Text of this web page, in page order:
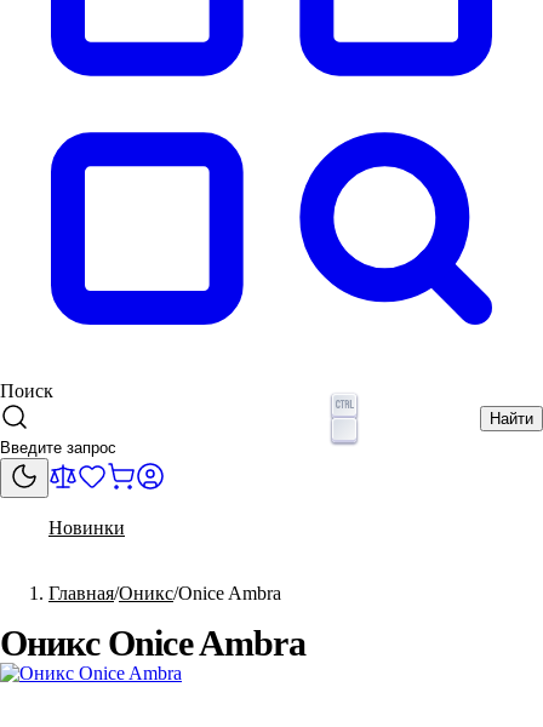
Поиск
Найти
Новинки
Главная Оникс Onice Ambra
Оникс Onice Ambra